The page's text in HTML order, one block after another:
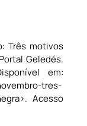
Três motivos
Geledés.
em:
tres-
Acesso